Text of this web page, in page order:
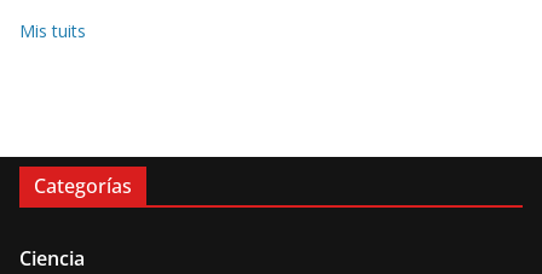
Mis tuits
Categorías
Ciencia